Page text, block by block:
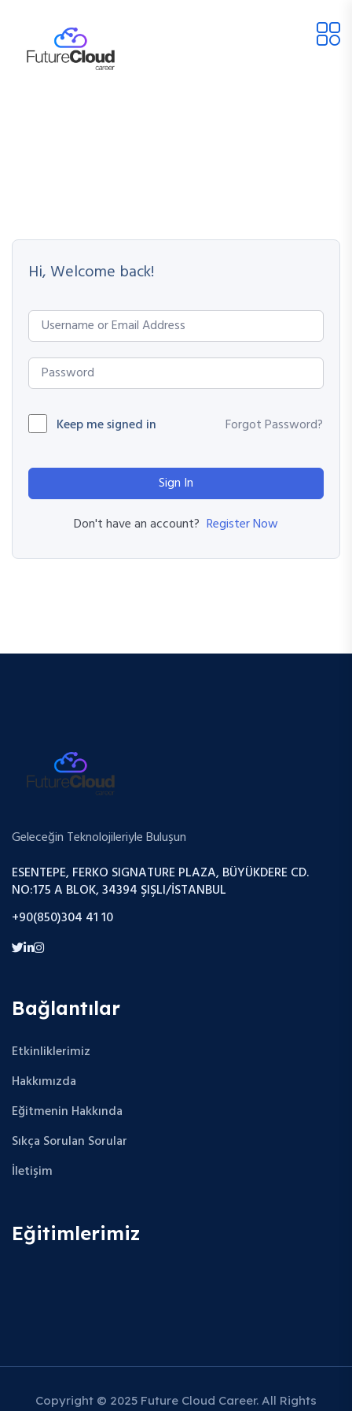
Hi, Welcome back!
Keep me signed in Forgot Password?
Sign In
Don't have an account? Register Now
Geleceğin Teknolojileriyle Buluşun
ESENTEPE, FERKO SIGNATURE PLAZA, BÜYÜKDERE CD.
NO:175 A BLOK, 34394 ŞIŞLI/İSTANBUL
+90(850)304 41 10
Bağlantılar
Etkinliklerimiz
Hakkımızda
Eğitmenin Hakkında
Sıkça Sorulan Sorular
İletişim
Eğitimlerimiz
Copyright © 2025 Future Cloud Career. All Rights